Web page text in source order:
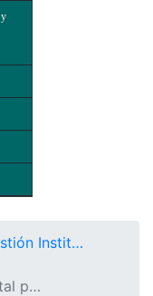
Sistema Integrado de Gestión Institucional
Tablas de Retención Documental por Procesos